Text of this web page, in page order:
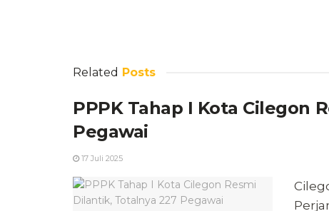
Related Posts
PPPK Tahap I Kota Cilegon
Pegawai
17 Juli 2025